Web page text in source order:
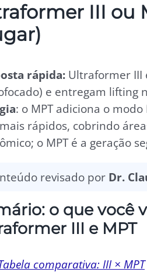
III ou
rápida: Ultraformer III
e entregam lifting
: o MPT adiciona o
rápidos, cobrindo
o MPT é a geração
revisado por Dr.
o que você
III e MPT
comparativa: III × MPT